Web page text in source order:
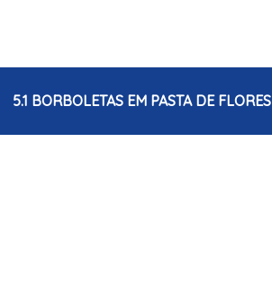
5.1 BORBOLETAS EM PASTA DE FLORES